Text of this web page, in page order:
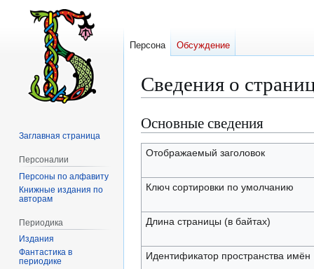
Сведения о
Перейти
к
навигации
Перейти
к
поиску
Основные сведения
Отображаемый заголовок
Ключ сортировки по умолчанию
Длина страницы (в байтах)
Идентификатор пространства имён
Персона Обсуждение
Заглавная страница
Персоналии
Персоны по алфавиту
Книжные издания по
авторам
Периодика
Издания
Фантастика в
периодике